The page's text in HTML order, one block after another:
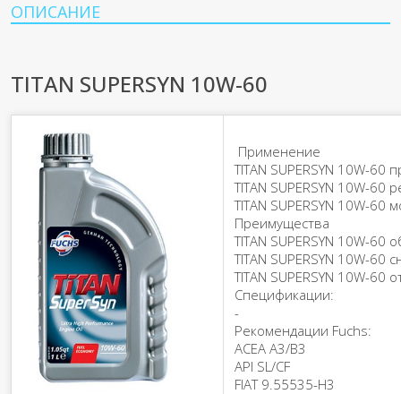
ОПИСАНИЕ
TITAN SUPERSYN 10W-60
Применение
TITAN SUPERSYN 10W-
TITAN SUPERSYN 10W-
TITAN SUPERSYN 10W-
Преимущества
TITAN SUPERSYN 10W-
TITAN SUPERSYN 10W-
TITAN SUPERSYN 10W-
Спецификации:
-
Рекомендации Fuchs:
ACEA A3/B3
API SL/СF
FIAT 9.55535-H3